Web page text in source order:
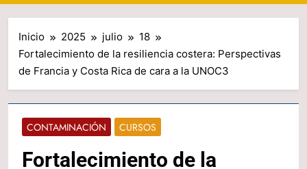
Inicio 2025 julio
18
Fortalecimiento de la resiliencia costera: Perspectivas
de Francia y Costa Rica de cara a la UNOC3
CONTAMINACIÓN CURSOS
Fortalecimiento de la